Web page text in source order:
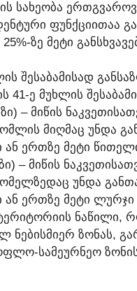
ᲡᲐᲮᲔᲝᲑᲐ
ᲤᲣᲜᲥᲪᲘᲘᲗᲐᲐ
ᲖᲔ ᲛᲔᲢᲘ
ᲨᲔᲡᲐᲑᲐᲛᲘᲡᲐᲓ
41-Ე ᲛᲣᲮᲚᲘᲡ
– ᲛᲘᲬᲘᲡ
ᲛᲘᲦᲛᲐᲪ ᲣᲜᲓᲐ
ᲔᲠᲗᲖᲔ ᲛᲔᲢᲘ
– ᲛᲘᲬᲘᲡ
ᲣᲜᲓᲐ
ᲔᲠᲗᲖᲔ ᲛᲔᲢᲘ ᲚᲣᲠᲯᲘ
ᲜᲐᲬᲘᲚᲘ,
ᲖᲝᲜᲐᲡ,
ᲡᲐᲛᲔᲣᲠᲜᲔᲝ